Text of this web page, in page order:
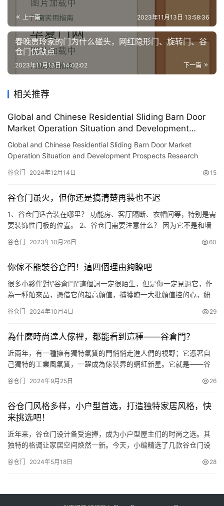
上一篇 2023年11月13日 13:58:36
春晚贾玲家的门为什么碰头，网红隐形门、旋转门、谷
仓门优缺点
下一篇
2023年11月13日 14:02:02
相关推荐
Global and Chinese Residential Sliding Barn Door
Market Operation Situation and Development
Prospects Research Report 2024
Global and Chinese Residential Sliding Barn Door Market
Operation Situation and Development Prospects Research
organizati…
谷仓门 2024年12月14日 15
谷仓门虽火，但你还是搞清楚再装也不迟
1、谷仓门适合装在哪里？ 功能房、客厅隔断、衣帽间等，特别是需
要装饰性门板的位置。 2、谷仓门需要注意什么？ 因为它不是和墙
是不安装门锁的。轨道质量决定了谷仓门寿命，预算内尽量选好
仓门有哪些地方不适合装吗？ （1）卫生间 卫生间就不太适合。…
谷仓门 2023年10月26日 60
你傢不能裝谷倉門！這四個理由夠瞭吧
很多小夥伴對\”谷倉門\”這個詞一定很陌生，但是你一定見過它，作
為一種舶來品，憑借它的超高顏值，捕獲瞭一大批顏值控的心，紛
門你傢真的適合裝嘛？今天小編就給你們說說谷倉門那些事~ – 01 –
門…
谷仓门 2024年10月4日 29
為什麼時尚達人傢裡，都能看到這種——谷倉門？
近兩年，有一種擁有獨特氣質的門悄悄走進人們的視野；它憑著自
己獨特的工業風氣質，一躍成為傢裝界的網紅新星。它就是——谷
的背後，你對這種門瞭解多少呢？ 今天，芝妹就為大傢詳細盤點谷
是國外農場的倉庫門，屬於推拉門的一種，它滑軌外露…
谷仓门 2024年9月25日 26
谷仓门风格多样，小户型首选，打造独特家居风格，快
来挑选吧！
近年来，谷仓门设计备受追捧，成为小户型屋主们的时尚之选。其
独特的格调让家居空间焕然一新。今天，小编精选了几款谷仓门设
您家的风格。 如今，谷仓门设计又添新潮流，将玻璃元素融入其
谷仓门 2024年5月18日 28